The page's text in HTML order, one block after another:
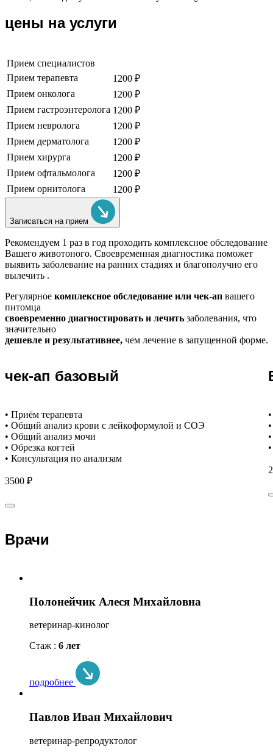
цены на услуги
Прием специалистов
Прием терапевта
1200 ₽
Прием онколога
1200 ₽
Прием гастроэнтеролога 1200 ₽
Прием невролога
1200 ₽
Прием дерматолога
1200 ₽
Прием хирурга
1200 ₽
Прием офтальмолога
1200 ₽
Прием орнитолога
1200 ₽
Записаться на прием
Рекомендуем 1 раз в год проходить комплексное обследование
Вашего животоного. Своевременная диагностика поможет
выявить заболевание на ранних стадиях и благополучно его
вылечить .
Регулярное комплексное обследование или чек-ап вашего
питомца
своевременно диагностировать и лечить заболевания, что
значительно
дешевле и результативнее, чем лечение в запущенной форме.
чек-ап базовый
• Приём терапевта
• Общий анализ крови с лейкоформулой и СОЭ
• Общий анализ мочи
• Обрезка когтей
• Консультация по анализам
3500 ₽
Врачи
Полонейчик Алеся Михайловна
ветеринар-кинолог
Стаж : 6 лет
подробнее
Павлов Иван Михайлович
ветеринар-репродуктолог